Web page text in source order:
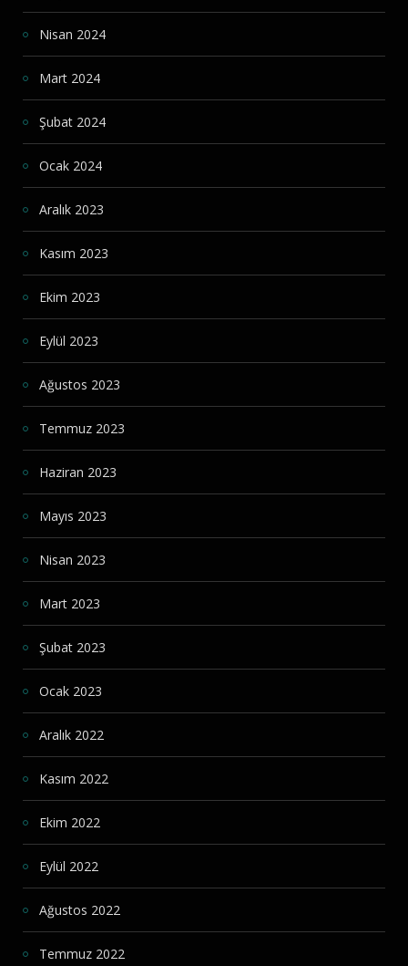
Nisan 2024
Mart 2024
Şubat 2024
Ocak 2024
Aralık 2023
Kasım 2023
Ekim 2023
Eylül 2023
Ağustos 2023
Temmuz 2023
Haziran 2023
Mayıs 2023
Nisan 2023
Mart 2023
Şubat 2023
Ocak 2023
Aralık 2022
Kasım 2022
Ekim 2022
Eylül 2022
Ağustos 2022
Temmuz 2022